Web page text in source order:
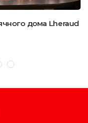
дома Lheraud